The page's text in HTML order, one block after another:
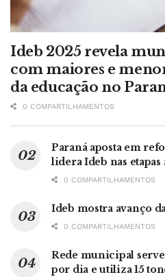
Ideb 2025 revela
com maiores e
da educação no
0 COMPARTILHAMENTOS
Paraná aposta em
lidera Ideb nas etapas
0 COMPARTILHAMENTOS
Ideb mostra avanço
0 COMPARTILHAMENTOS
Rede municipal
por dia e utiliza 15